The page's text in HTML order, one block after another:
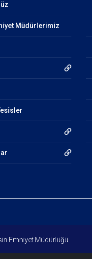
Müdürlerimiz
Emniyet Müdürlüğü